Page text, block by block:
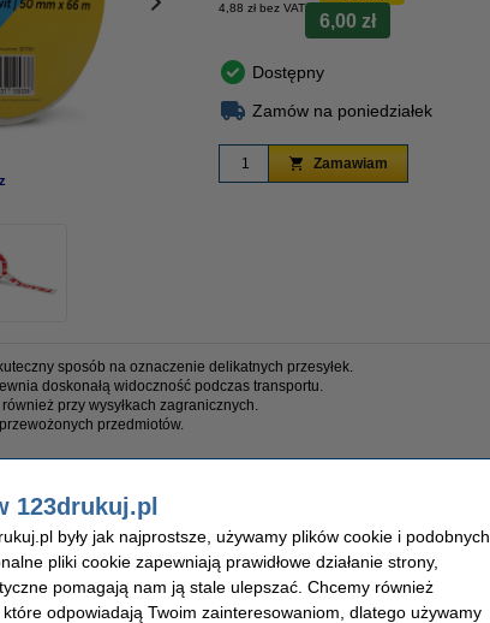
powiększ
4,88 zł bez VAT
6,00 zł
Dostępny
Zamów na poniedziałek
Zamawiam
sposób na oznaczenie delikatnych przesyłek.
doskonałą widoczność podczas transportu.
przy wysyłkach zagranicznych.
przedmiotów.
wysoką jakość w niższej cenie!
Wymiary:
ostrzegawcza Materiał:
/ czerwony Ilość:
123drukuj.pl
były jak najprostsze, używamy plików cookie i podobnych
pliki cookie zapewniają prawidłowe działanie strony,
pomagają nam ją stale ulepszać. Chcemy również
odpowiadają Twoim zainteresowaniom, dlatego używamy